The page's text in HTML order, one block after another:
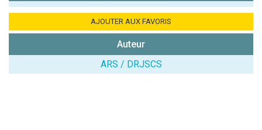
Antispam -
7x4 (en
AJOUTER AUX FAVORIS
Auteur
ARS / DRJSCS